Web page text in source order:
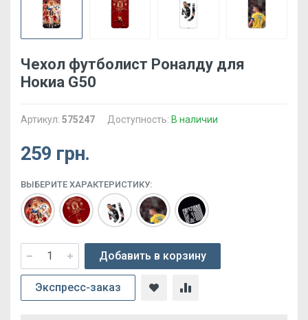
Чехол футболист Роналду для
Нокиа G50
Артикул: 575247 Доступность: В наличии
259 грн.
ВЫБЕРИТЕ ХАРАКТЕРИСТИКУ:
Добавить в корзину
Экспресс-заказ